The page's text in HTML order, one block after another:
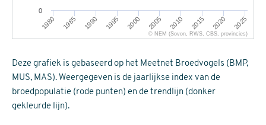
1980 1985 1990 1995 2000 2005 2010 2015 2020 2025
0
© NEM (Sovon, RWS, CBS, provincies)
Deze grafiek is gebaseerd op het Meetnet Broedvogels (BMP,
MUS, MAS). Weergegeven is de jaarlijkse index van de
broedpopulatie (rode punten) en de trendlijn (donker
gekleurde lijn).